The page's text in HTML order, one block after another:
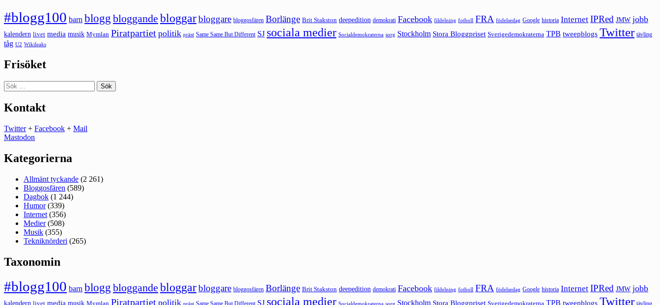
#blogg100 barn blogg bloggande bloggarbloggare bloggosfären Borlänge Brit Stakston deepedition demokrati Facebook fildelning fotboll FRA födelsedag Google historia Internet IPRed JMW jobb
kalendern livet media musik Mymlan Piratpartiet politik präst Same Same But Different SJ sociala medier Socialdemokraterna sorg Stockholm Stora Bloggpriset Sverigedemokraterna TPB tweepblogs Twitter tävling
tåg U2 Wikileaks
Frisöket
Sök
efter:
Kontakt
Twitter+ Facebook + Mail
Mastodon
Kategorierna
Allmänt tyckande (2 261)
Bloggosfären (589)
Dagbok (1 244)
Humor(339)
Internet (356)
Medier(508)
Musik (355)
Tekniknörderi (265)
Taxonomin
#blogg100 barn blogg bloggande bloggarbloggare bloggosfären Borlänge Brit Stakston deepedition demokrati Facebook fildelning fotboll FRA födelsedag Google historia Internet IPRed JMW jobb
kalendern livet media musik Mymlan Piratpartiet politik präst Same Same But Different SJ sociala medier Socialdemokraterna sorg Stockholm Stora Bloggpriset Sverigedemokraterna TPB tweepblogs Twitter tävling